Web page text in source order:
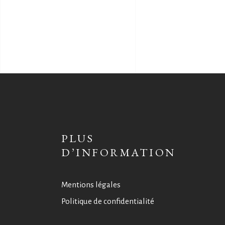
PLUS
D’INFORMATION
Mentions légales
Politique de confidentialité